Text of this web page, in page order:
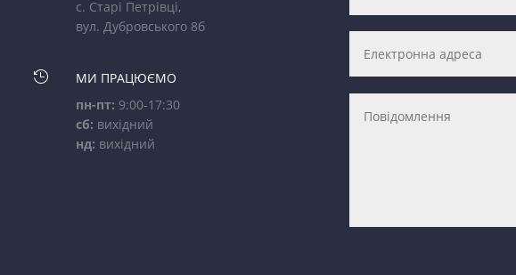
с. Старі Петрівці,
вул. Дубровського 8б

МИ ПРАЦЮЄМО
пн-пт: 9:00-17:30
сб: вихідний
нд: вихідний